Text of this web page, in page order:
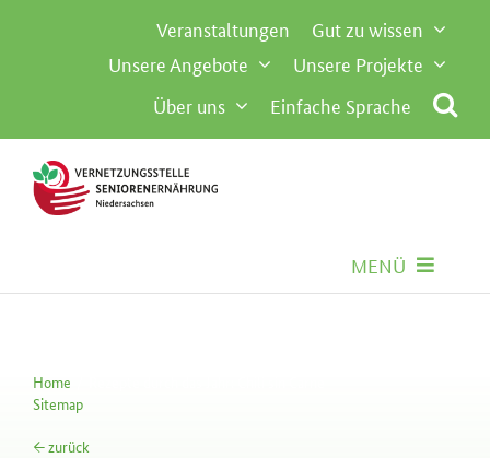
Veranstaltungen
Gut zu wissen
Unsere Angebote
Unsere Projekte
Über uns
Einfache Sprache
MENÜ
Gemeinschaftsverpflegung
Home
Sitemap
← zurück